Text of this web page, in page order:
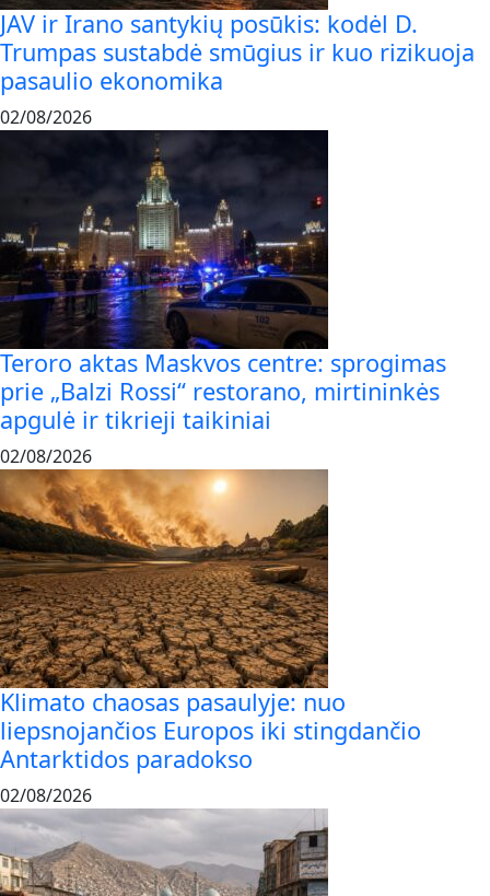
JAV ir Irano santykių posūkis: kodėl D.
Trumpas sustabdė smūgius ir kuo rizikuoja
pasaulio ekonomika
02/08/2026
Teroro aktas Maskvos centre: sprogimas
prie „Balzi Rossi“ restorano, mirtininkės
apgulė ir tikrieji taikiniai
02/08/2026
Klimato chaosas pasaulyje: nuo
liepsnojančios Europos iki stingdančio
Antarktidos paradokso
02/08/2026